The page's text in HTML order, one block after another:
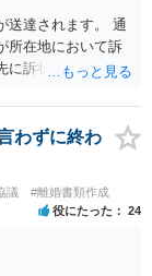
送達されます。 通
所在地において訴
に訴状が送達され
業員がおり、目撃
は、裁判の追行
就業先の従業員に
、仮に訴訟におい
任意に支払わな
を図ることができ
、裁判所から被告
ことを事後的に
わずに終わ
議 #離婚書類作成
役にたった 24